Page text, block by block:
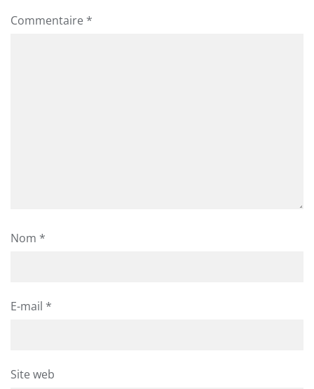
Commentaire *
Nom *
E-mail *
Site web